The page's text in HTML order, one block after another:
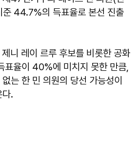
44.7%의 득표율로 본선 진출
니 레이 르루 후보를 비롯한 공화
표율이 40%에 미치지 못한 만큼,
는 한 민 의원의 당선 가능성이
다.